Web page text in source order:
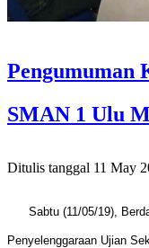
Pengumuman
SMAN 1 Ulu
Ditulis tanggal 11 May
Sabtu (11/05/19),
Penyelenggaraan Ujian